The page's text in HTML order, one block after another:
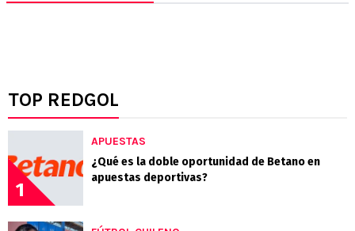
TOP REDGOL
1
APUESTAS
¿Qué es la doble oportunidad de Betano en
apuestas deportivas?